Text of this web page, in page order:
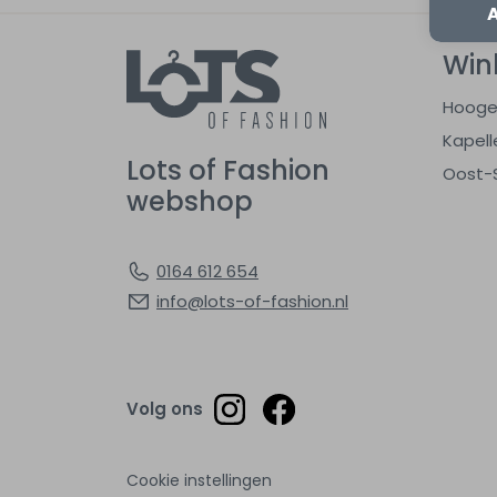
Lots of Fashion
webshop
0164 612 654
info@lots-of-fashion.nl
Oost-
Volg ons
Cookie instellingen